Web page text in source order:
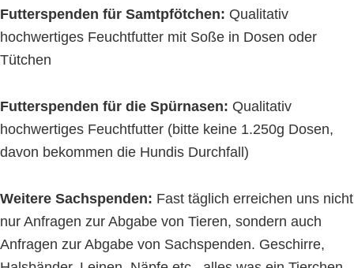
Futterspenden für Samtpfötchen: Qualitativ
hochwertiges Feuchtfutter mit Soße in Dosen oder
Tütchen
Futterspenden für die Spürnasen: Qualitativ
hochwertiges Feuchtfutter (bitte keine 1.250g Dosen,
davon bekommen die Hundis Durchfall)
Weitere Sachspenden: Fast täglich erreichen uns nicht
nur Anfragen zur Abgabe von Tieren, sondern auch
Anfragen zur Abgabe von Sachspenden. Geschirre,